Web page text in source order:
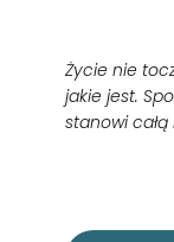
Życie nie
jakie jest.
stanowi całą